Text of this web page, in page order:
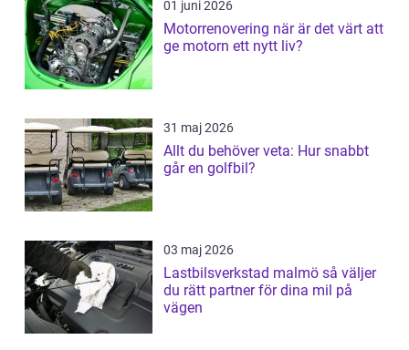
01 juni 2026
Motorrenovering när är det värt att
ge motorn ett nytt liv?
31 maj 2026
Allt du behöver veta: Hur snabbt
går en golfbil?
03 maj 2026
Lastbilsverkstad malmö så väljer
du rätt partner för dina mil på
vägen